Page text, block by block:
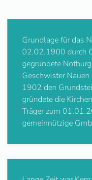
Grundlage für das
02.02.1900 durch
gegründete
Geschwister
1902 den
gründete die
Träger zum
gemeinnützige